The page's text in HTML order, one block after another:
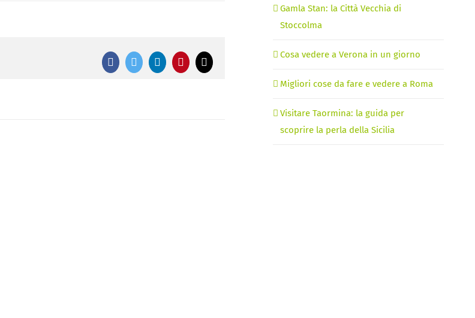
Facebook
TwitterLinkedInPinterestEmail
Gamla Stan: la Città Vecchia di
Stoccolma
Cosa vedere a Verona in un giorno
Migliori cose da fare e vedere a Roma
Visitare Taormina: la guida per
scoprire la perla della Sicilia